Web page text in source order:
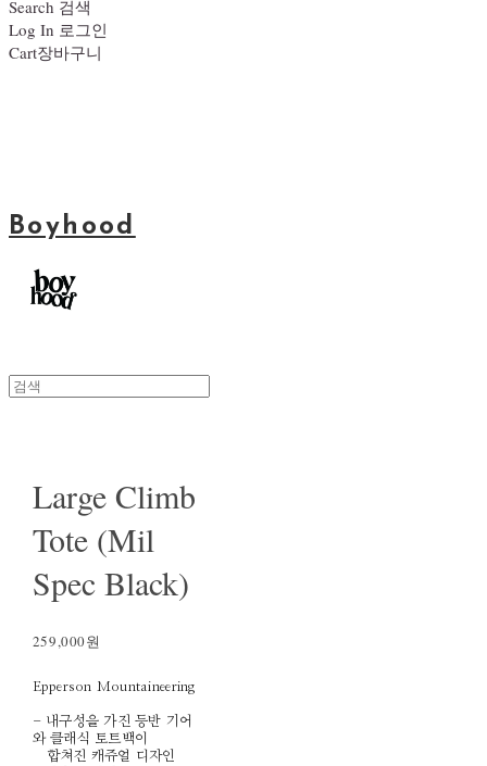
Search 검색
Log In 로그인
Cart장바구니
Boyhood
Large Climb
Tote (Mil
Spec Black)
259,000원
Epperson Mountaineering
- 내구성을 가진 등반 기어
와 클래식 토트백이
합쳐진 캐쥬얼 디자인